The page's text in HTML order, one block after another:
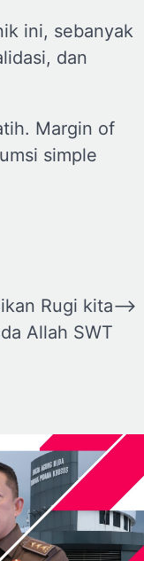
ini, sebanyak
dan
Margin of
simple
Rugi kita
Allah SWT
⟶